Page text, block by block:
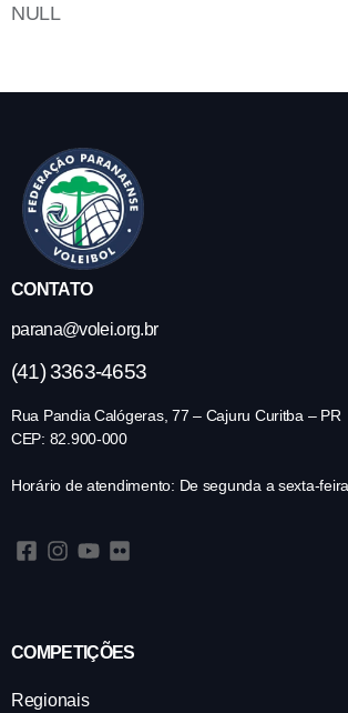
NULL
CONTATO
parana@volei.org.br
(41) 3363-4653
Rua Pandia Calógeras, 77 – Cajuru Curitba – PR
CEP: 82.900-000
Horário de atendimento: De segunda a sexta-
COMPETIÇÕES
Regionais